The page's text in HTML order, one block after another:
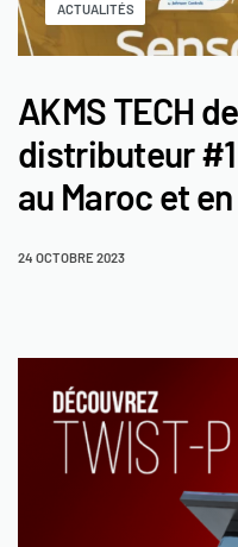
ACTUALITÉS
AKMS TECH
distributeur
au Maroc et
24 OCTOBRE 2023